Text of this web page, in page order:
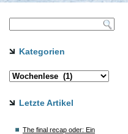
Kategorien
Letzte Artikel
The final recap oder: Ein